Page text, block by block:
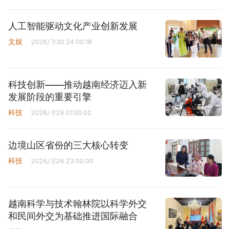
人工智能驱动文化产业创新发展
文娱 2026/7/30 24:00:18
科技创新——推动越南经济迈入新
发展阶段的重要引擎
科技 2026/7/29 01:00:00
边境山区省份的三大核心转变
科技 2026/7/26 23:00:00
越南科学与技术翰林院以科学外交
和民间外交为基础推进国际融合